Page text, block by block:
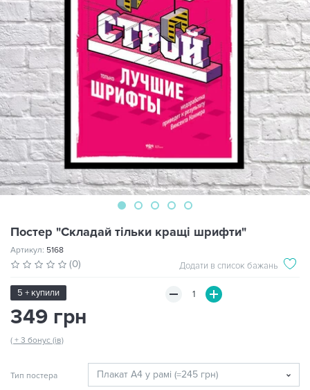
Постер "Складай тільки кращі шрифти"
Артикул: 5168
(0) Додати в список бажань
5 + купили
349 грн
( + 3 бонус (ів)
Тип постера